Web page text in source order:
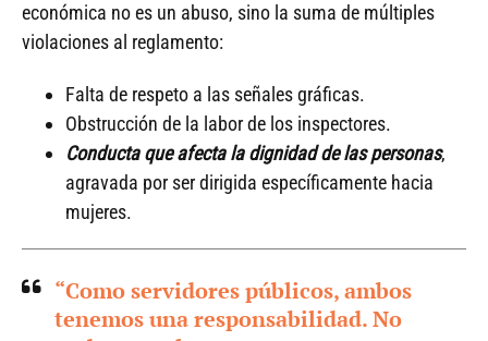
económica no es un abuso, sino la suma de múltiples
violaciones al reglamento:
Falta de respeto a las señales gráficas.
Obstrucción de la labor de los inspectores.
Conducta que afecta la dignidad de las personas,
agravada por ser dirigida específicamente hacia
mujeres.
“Como servidores públicos, ambos
tenemos una responsabilidad. No